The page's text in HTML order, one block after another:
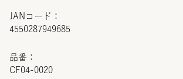
JANコード：
4550287949685
品番：
CF04-0020